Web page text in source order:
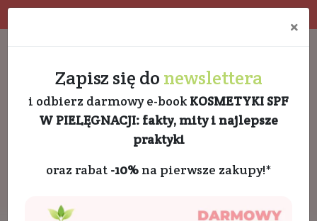
×
Zapisz się do newslettera
i odbierz darmowy e-book KOSMETYKI SPF
W PIELĘGNACJI: fakty, mity i najlepsze
praktyki
oraz rabat -10%na pierwsze zakupy!*